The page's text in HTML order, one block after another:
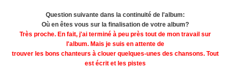
Question suivante dans la continuité de l'album:
Où en êtes vous sur la finalisation de votre album?
Très proche. En fait, j'ai terminé à peu près tout de mon travail sur
l'album. Mais je suis en attente de
trouver les bons chanteurs à clouer quelques-unes des chansons. Tout
est écrit et les pistes